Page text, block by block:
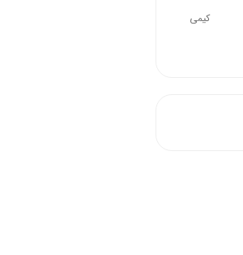
کیمی